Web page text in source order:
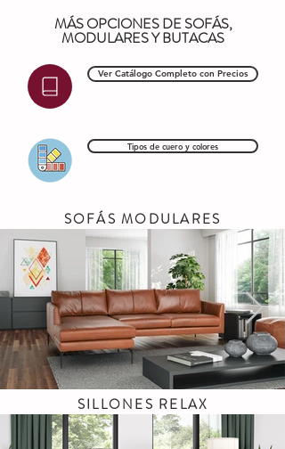
MÁS OPCIONES DE SOFÁS,
MODULARES Y BUTACAS
Ver Catálogo Completo con Precios
Tipos de cuero y colores
SOFÁS MODULARES
SILLONES RELAX